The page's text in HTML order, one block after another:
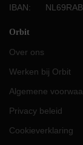
IBAN:
Orbit
Over ons
Werken bij Orbit
Algemene
Privacy beleid
Cookieverklaring